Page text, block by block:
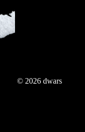
© 2026 dwars